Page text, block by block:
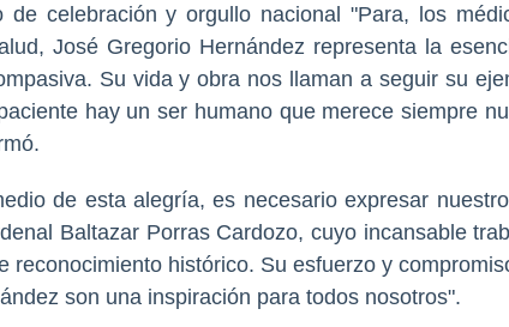
de celebración y orgullo nacional "Para, los
José Gregorio Hernández representa la
Su vida y obra nos llaman a seguir su
hay un ser humano que merece siempre
de esta alegría, es necesario expresar
Baltazar Porras Cardozo, cuyo incansable
reconocimiento histórico. Su esfuerzo y
son una inspiración para todos nosotros".